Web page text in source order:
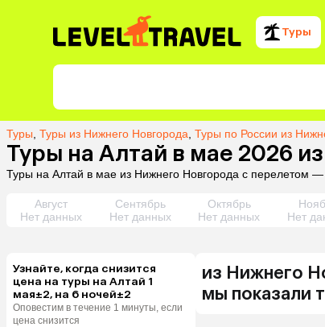
Туры
Туры Туры из Нижнего Новгорода Туры по России из
Туры на Алтай в мае 2026
Туры на Алтай в мае из Нижнего Новгорода с перелетом
Август
Нет данных
Сентябрь
Нет данных
Октябрь
Нет данных
Нет
Узнайте, когда снизится
цена на туры на Алтай 1
мая±2, на 6 ночей±2
Оповестим в течение 1 минуты, если
цена снизится
из Нижнего
мы показали